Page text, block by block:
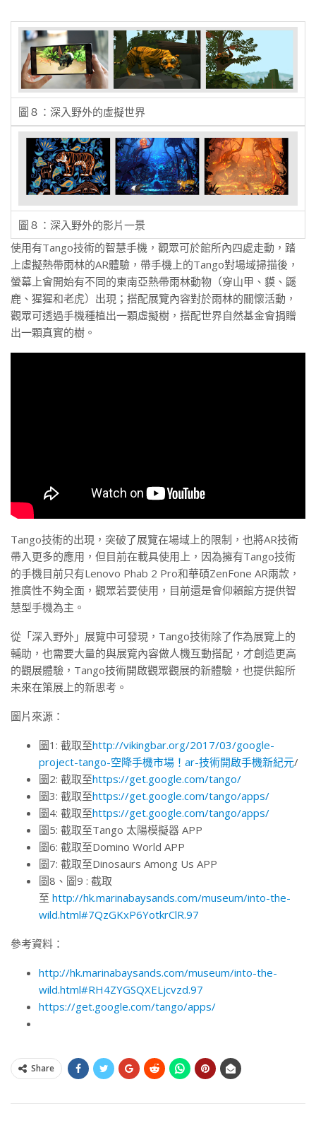
圖８：深入野外的虛擬世界
圖８：深入野外的影片一景
使用有Tango技術的智慧手機，觀眾可於館所內四處走動，踏
上虛擬熱帶雨林的AR體驗，帶手機上的Tango對場域掃描後，
螢幕上會開始有不同的東南亞熱帶雨林動物（穿山甲、貘、鼷
鹿、猩猩和老虎）出現；搭配展覽內容對於雨林的關懷活動，
觀眾可透過手機種植出一顆虛擬樹，搭配世界自然基金會捐贈
出一顆真實的樹。
Tango技術的出現，突破了展覽在場域上的限制，也將AR技術
帶入更多的應用，但目前在載具使用上，因為擁有Tango技術
的手機目前只有Lenovo Phab 2 Pro和華碩ZenFone AR兩款，
推廣性不夠全面，觀眾若要使用，目前還是會仰賴館方提供智
慧型手機為主。
從「深入野外」展覽中可發現，Tango技術除了作為展覽上的
輔助，也需要大量的與展覽內容做人機互動搭配，才創造更高
的觀展體驗，Tango技術開啟觀眾觀展的新體驗，也提供館所
未來在策展上的新思考。
圖片來源：
圖1: 截取至http://vikingbar.org/2017/03/google-
project-tango-空降手機市場！ar-技術開啟手機新紀元/
圖2: 截取至https://get.google.com/tango/
圖3: 截取至https://get.google.com/tango/apps/
圖4: 截取至https://get.google.com/tango/apps/
圖5: 截取至Tango 太陽模擬器 APP
圖6: 截取至Domino World APP
圖7: 截取至Dinosaurs Among Us APP
圖8、圖9 : 截取
至 http://hk.marinabaysands.com/museum/into-the-
wild.html#7QzGKxP6YotkrClR.97
參考資料：
http://hk.marinabaysands.com/museum/into-the-
wild.html#RH4ZYGSQXELjcvzd.97
https://get.google.com/tango/apps/
Share